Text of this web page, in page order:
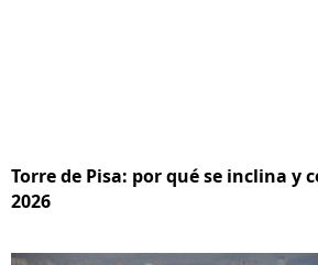
Torre de Pisa: por qué se inclina y
2026